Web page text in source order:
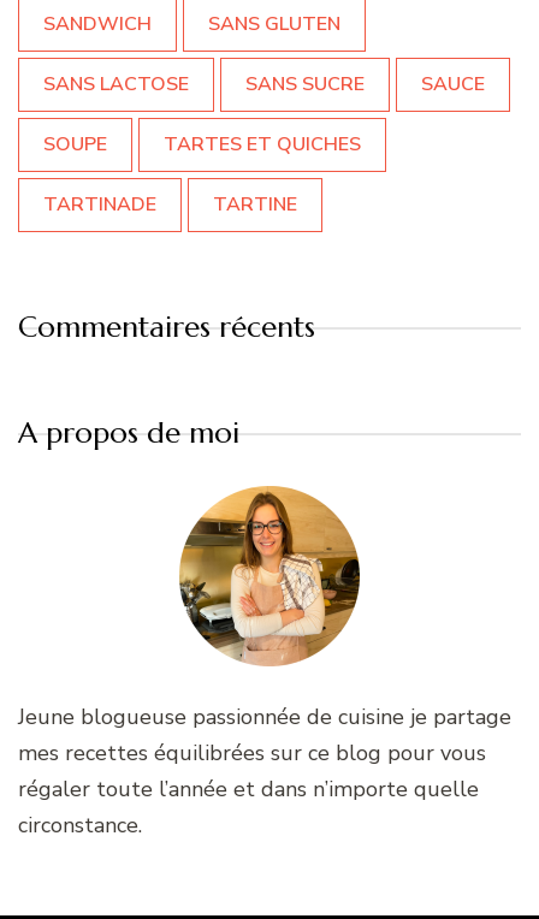
SANDWICH SANS GLUTEN
SANS LACTOSE SANS SUCRE SAUCE
SOUPE TARTES ET QUICHES
TARTINADE TARTINE
Commentaires récents
A propos de moi
Jeune blogueuse passionnée de cuisine je partage
mes recettes équilibrées sur ce blog pour vous
régaler toute l’année et dans n’importe quelle
circonstance.